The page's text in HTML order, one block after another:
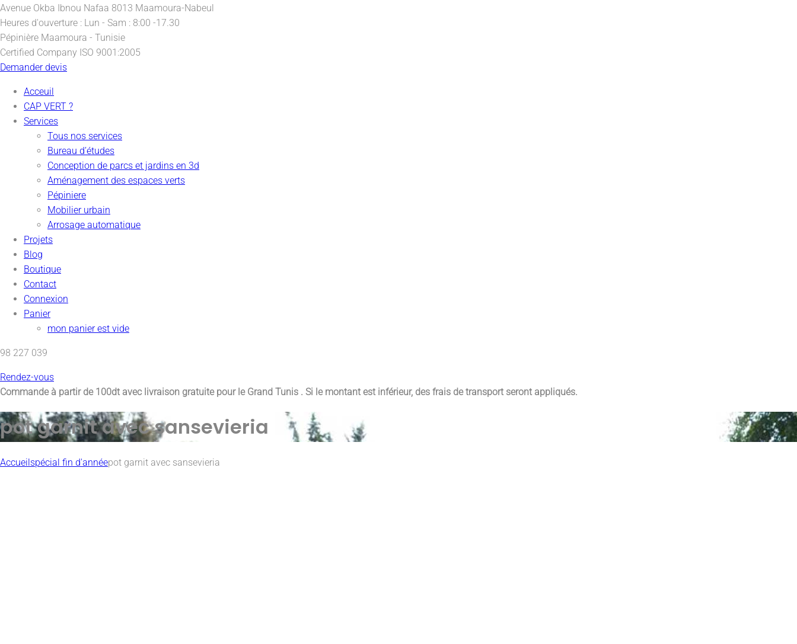
Avenue Okba Ibnou Nafaa 8013 Maamoura-Nabeul
Heures d'ouverture : Lun - Sam : 8:00 -17.30
Pépinière Maamoura - Tunisie
Certified Company ISO 9001:2005
Demander devis
Acceuil
CAP VERT ?
Services
Tous nos services
Bureau d’études
Conception de parcs et jardins en 3d
Aménagement des espaces verts
Pépiniere
Mobilier urbain
Arrosage automatique
Projets
Blog
Boutique
Contact
Connexion
Panier
mon panier est vide
98 227 039
Rendez-vous
Commande à partir de 100dt avec livraison gratuite pour le Grand Tunis . Si le montant est inférieur, des frais de transport seront appliqués.
pot garnit avec sansevieria
Accueilspécial fin d'annéepot garnit avec sansevieria